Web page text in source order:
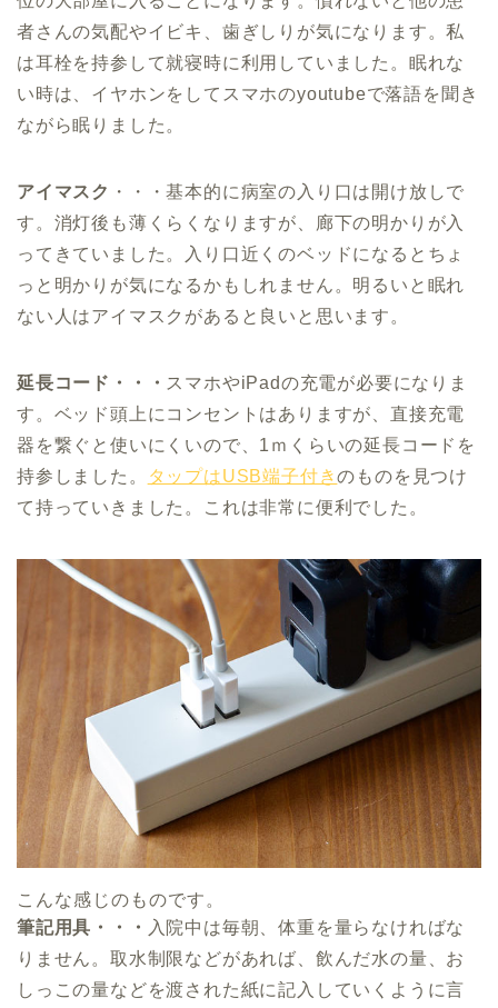
者さんの気配やイビキ、歯ぎしりが気になります。私
は耳栓を持参して就寝時に利用していました。眠れな
い時は、イヤホンをしてスマホのyoutubeで落語を聞き
ながら眠りました。
アイマスク ・・・基本的に病室の入り口は開け放しで
す。消灯後も薄くらくなりますが、廊下の明かりが入
ってきていました。入り口近くのベッドになるとちょ
っと明かりが気になるかもしれません。明るいと眠れ
ない人はアイマスクがあると良いと思います。
延長コード・・・ スマホやiPadの充電が必要になりま
す。ベッド頭上にコンセントはありますが、直接充電
器を繋ぐと使いにくいので、1ｍくらいの延長コードを
持参しました。
タップはUSB端子付きのものを見つけ
て持っていきました。これは非常に便利でした。
こんな感じのものです。
筆記用具・・・ 入院中は毎朝、体重を量らなければな
りません。取水制限などがあれば、飲んだ水の量、お
しっこの量などを渡された紙に記入していくように言